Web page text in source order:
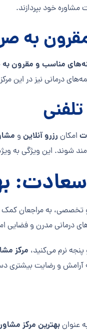
خود بپردازند.
به
مناسب و مقرون
درمانی نیز در
امکان رزرو آنلاین و
شوند. این ویژگی به
و تخصصی، به مراجعان
درمانی مدرن و فضایی
نرم می‌کنید، مرکز
آرامش و رضایت بیشتری
عنوانبهترین مرکز